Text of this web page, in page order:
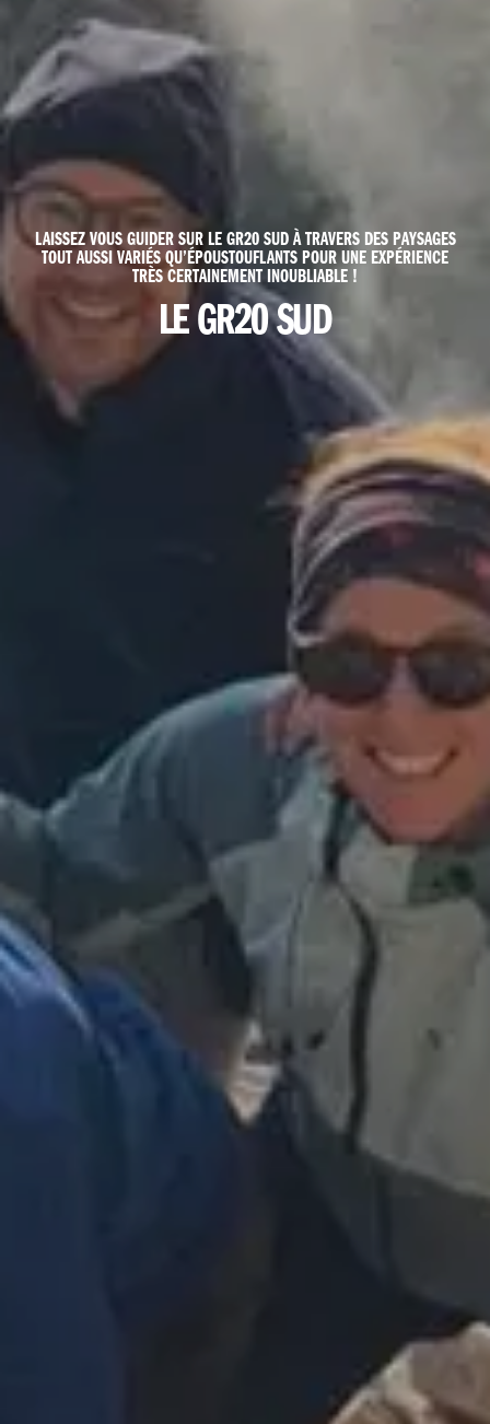
LAISSEZ VOUS GUIDER SUR LE GR20 SUD À TRAVERS DES PAYSAGES
TOUT AUSSI VARIÉS QU’ÉPOUSTOUFLANTS POUR UNE EXPÉRIENCE
TRÈS CERTAINEMENT INOUBLIABLE !
LE GR20 SUD